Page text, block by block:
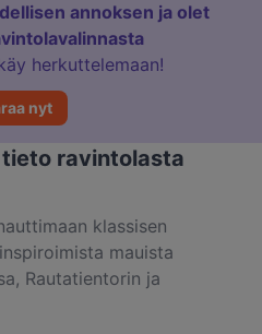
annoksen ja olet
herkuttelemaan!
nyt
ravintolasta
klassisen
mauista
Rautatientorin ja